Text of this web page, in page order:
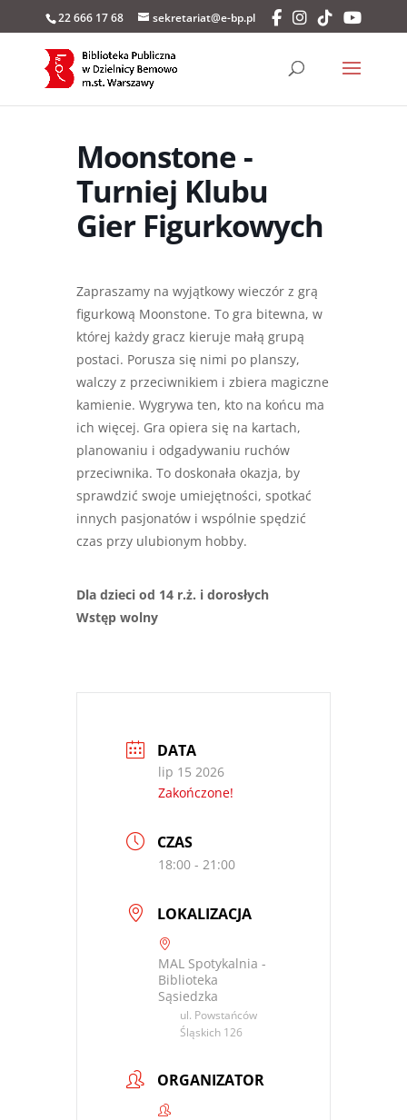
22 666 17 68 sekretariat@e-bp.pl
Moonstone -
Turniej Klubu
Gier Figurkowych
Zapraszamy na wyjątkowy wieczór z grą
figurkową Moonstone. To gra bitewna, w
której każdy gracz kieruje małą grupą
postaci. Porusza się nimi po planszy,
walczy z przeciwnikiem i zbiera magiczne
kamienie. Wygrywa ten, kto na końcu ma
ich więcej. Gra opiera się na kartach,
planowaniu i odgadywaniu ruchów
przeciwnika. To doskonała okazja, by
sprawdzić swoje umiejętności, spotkać
innych pasjonatów i wspólnie spędzić
czas przy ulubionym hobby.
Dla dzieci od 14 r.ż. i dorosłych
Wstęp wolny
DATA
lip 15 2026
Zakończone!
CZAS
18:00 - 21:00
LOKALIZACJA
MAL Spotykalnia -
Biblioteka
Sąsiedzka
ul. Powstańców
Śląskich 126
ORGANIZATOR